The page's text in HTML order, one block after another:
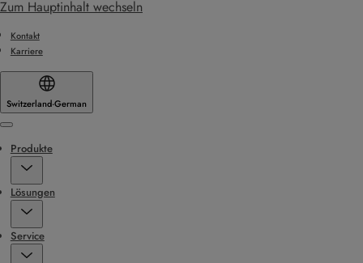
Zum Hauptinhalt wechseln
Kontakt
Karriere
Switzerland·German
Menu
Produkte
Lösungen
Service